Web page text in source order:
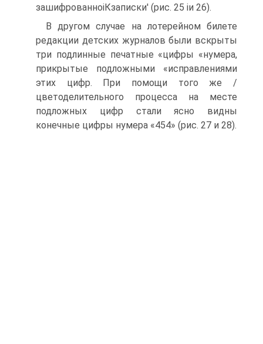
зашифрованноіКзаписки' (рис. 25 іи 26).
В другом случае на лотерейном билете
редакции детских журналов были вскрыты
три подлинные печатные «цифры «нумера,
прикрытые подложными «исправлениями
этих цифр. При помощи того же /
цветоделительного процесса на месте
подложных цифр стали ясно видны
конечные цифры нумера «454» (рис. 27 и 28).